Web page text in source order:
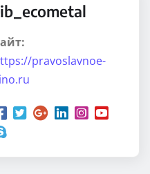
pravoslavnoe-